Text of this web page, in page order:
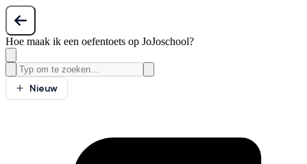
Hoe maak ik een oefentoets op JoJoschool?
Nieuw